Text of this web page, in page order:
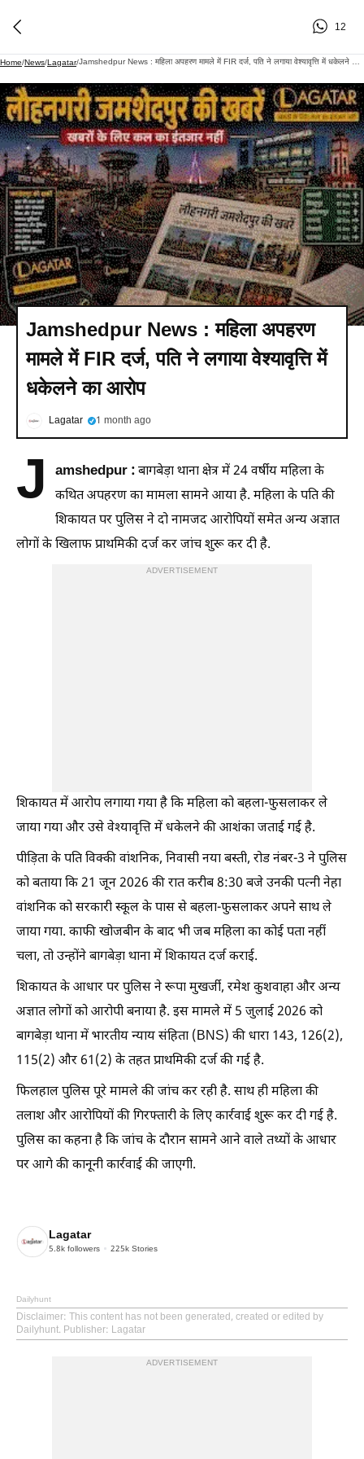
12
Home/News/Lagatar/
Jamshedpur News : महिला अपहरण
मामले में FIR दर्ज, पति ने लगाया वेश्यावृत्ति में
धकेलने का आरोप
Lagatar 1 month ago
J amshedpur :बागबेड़ा थाना क्षेत्र में 24 वर्षीय महिला के
कथित अपहरण का मामला सामने आया है. महिला के पति की
शिकायत पर पुलिस ने दो नामजद आरोपियों समेत अन्य अज्ञात
लोगों के खिलाफ प्राथमिकी दर्ज कर जांच शुरू कर दी है.
ADVERTISEMENT
शिकायत में आरोप लगाया गया है कि महिला को बहला-फुसलाकर ले
जाया गया और उसे वेश्यावृत्ति में धकेलने की आशंका जताई गई है.
पीड़िता के पति विक्की वांशनिक, निवासी नया बस्ती, रोड नंबर-3 ने पुलिस
को बताया कि 21 जून 2026 की रात करीब 8:30 बजे उनकी पत्नी नेहा
वांशनिक को सरकारी स्कूल के पास से बहला-फुसलाकर अपने साथ ले
जाया गया. काफी खोजबीन के बाद भी जब महिला का कोई पता नहीं
चला, तो उन्होंने बागबेड़ा थाना में शिकायत दर्ज कराई.
शिकायत के आधार पर पुलिस ने रूपा मुखर्जी, रमेश कुशवाहा और अन्य
अज्ञात लोगों को आरोपी बनाया है. इस मामले में 5 जुलाई 2026 को
बागबेड़ा थाना में भारतीय न्याय संहिता (BNS) की धारा 143, 126(2),
115(2) और 61(2) के तहत प्राथमिकी दर्ज की गई है.
फिलहाल पुलिस पूरे मामले की जांच कर रही है. साथ ही महिला की
तलाश और आरोपियों की गिरफ्तारी के लिए कार्रवाई शुरू कर दी गई है.
पुलिस का कहना है कि जांच के दौरान सामने आने वाले तथ्यों के आधार
पर आगे की कानूनी कार्रवाई की जाएगी.
Lagatar
5.8k followers 225k Stories
Dailyhunt
Disclaimer: This content has not been generated, created or edited by
Dailyhunt. Publisher: Lagatar
ADVERTISEMENT